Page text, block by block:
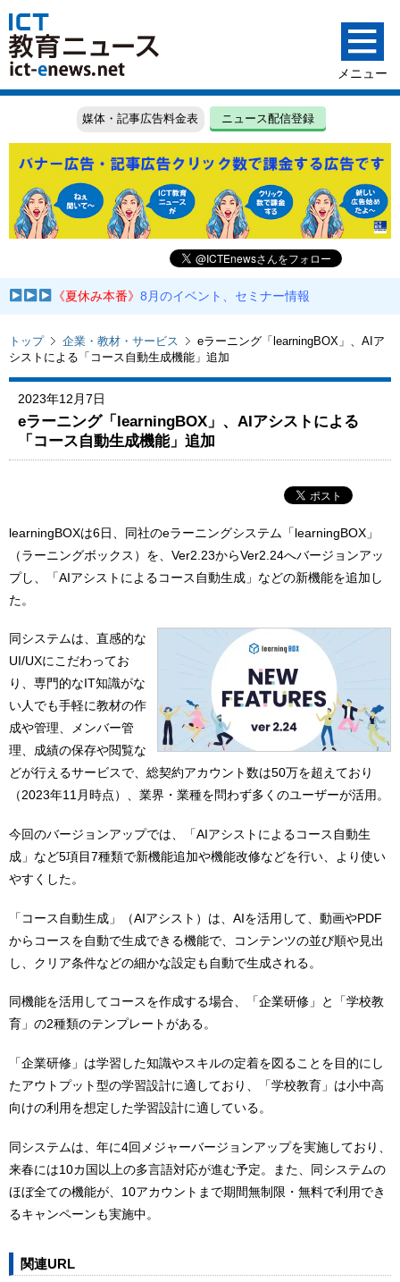
媒体・記事広告料金表 ニュース配信登録
《夏休み本番》8月のイベント、セミナー情報
トップ 企業・教材・サービス
eラーニング「learningBOX」、AIア
シストによる「コース自動生成機能」追加
2023年12月7日
eラーニング「learningBOX」、AIアシストによる
「コース自動生成機能」追加
learningBOXは6日、同社のeラーニングシステム「learningBOX」
（ラーニングボックス）を、Ver2.23からVer2.24へバージョンアッ
プし、「AIアシストによるコース自動生成」などの新機能を追加し
た。
同システムは、直感的な
UI/UXにこだわってお
り、専門的なIT知識がな
い人でも手軽に教材の作
成や管理、メンバー管
理、成績の保存や閲覧な
どが行えるサービスで、総契約アカウント数は50万を超えており
（2023年11月時点）、業界・業種を問わず多くのユーザーが活用。
今回のバージョンアップでは、「AIアシストによるコース自動生
成」など5項目7種類で新機能追加や機能改修などを行い、より使い
やすくした。
「コース自動生成」（AIアシスト）は、AIを活用して、動画やPDF
からコースを自動で生成できる機能で、コンテンツの並び順や見出
し、クリア条件などの細かな設定も自動で生成される。
同機能を活用してコースを作成する場合、「企業研修」と「学校教
育」の2種類のテンプレートがある。
「企業研修」は学習した知識やスキルの定着を図ることを目的にし
たアウトプット型の学習設計に適しており、「学校教育」は小中高
向けの利用を想定した学習設計に適している。
同システムは、年に4回メジャーバージョンアップを実施しており、
来春には10カ国以上の多言語対応が進む予定。また、同システムの
ほぼ全ての機能が、10アカウントまで期間無制限・無料で利用でき
るキャンペーンも実施中。
関連URL